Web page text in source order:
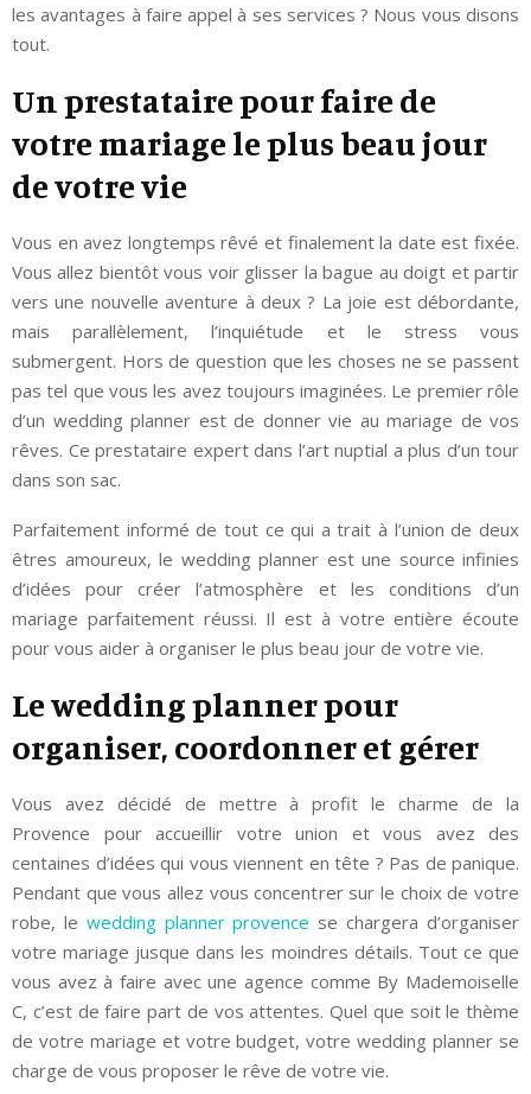
les avantages à faire appel à ses services ? Nous vous disons
tout.
Un prestataire pour faire de
votre mariage le plus beau jour
de votre vie
Vous en avez longtemps rêvé et finalement la date est fixée.
Vous allez bientôt vous voir glisser la bague au doigt et partir
vers une nouvelle aventure à deux ? La joie est débordante,
mais parallèlement, l’inquiétude et le stress vous
submergent. Hors de question que les choses ne se passent
pas tel que vous les avez toujours imaginées. Le premier rôle
d’un wedding planner est de donner vie au mariage de vos
rêves. Ce prestataire expert dans l’art nuptial a plus d’un tour
dans son sac.
Parfaitement informé de tout ce qui a trait à l’union de deux
êtres amoureux, le wedding planner est une source infinies
d’idées pour créer l’atmosphère et les conditions d’un
mariage parfaitement réussi. Il est à votre entière écoute
pour vous aider à organiser le plus beau jour de votre vie.
Le wedding planner pour
organiser, coordonner et gérer
Vous avez décidé de mettre à profit le charme de la
Provence pour accueillir votre union et vous avez des
centaines d’idées qui vous viennent en tête ? Pas de panique.
Pendant que vous allez vous concentrer sur le choix de votre
robe, le wedding planner provence se chargera d’organiser
votre mariage jusque dans les moindres détails. Tout ce que
vous avez à faire avec une agence comme By Mademoiselle
C, c’est de faire part de vos attentes. Quel que soit le thème
de votre mariage et votre budget, votre wedding planner se
charge de vous proposer le rêve de votre vie.